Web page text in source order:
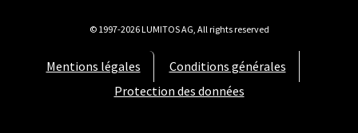
Mentions légales
Conditions générales
Protection des données
© 1997-2026 LUMITOS AG, All rights reserved